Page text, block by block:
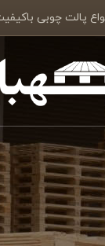
پالت چوبی